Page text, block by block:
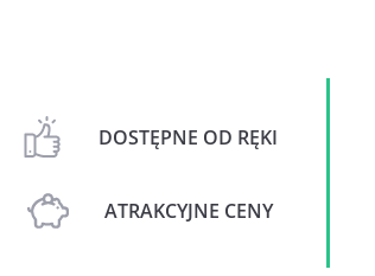
DOSTĘPNE OD RĘKI
ATRAKCYJNE CENY